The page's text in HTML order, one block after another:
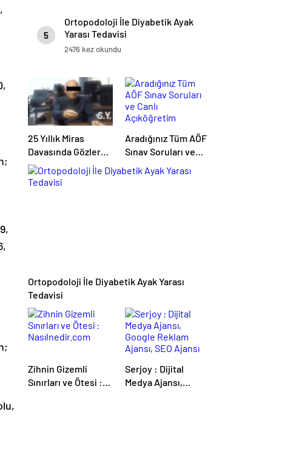
5
Ortopodoloji İle Diyabetik Ayak
Yarası Tedavisi
2476 kez okundu
25 Yıllık Miras
Davasında Gözler
Temmuz Ayındaki
Karar Duruşmasına
Aradığınız Tüm AÖF
Sınav Soruları ve
Canlı Açıköğretim
Forumu Burada
Ortopodoloji İle Diyabetik Ayak Yarası
Tedavisi
Zihnin Gizemli
Sınırları ve Ötesi :
Serjoy : Dijital
Medya Ajansı,